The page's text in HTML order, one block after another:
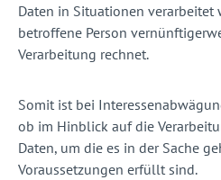
Daten in Situationen verarbeitet
betroffene Person
Verarbeitung rechnet.
Somit ist bei
ob im Hinblick auf die
Daten, um die es in der Sache
Voraussetzungen erfüllt sind.